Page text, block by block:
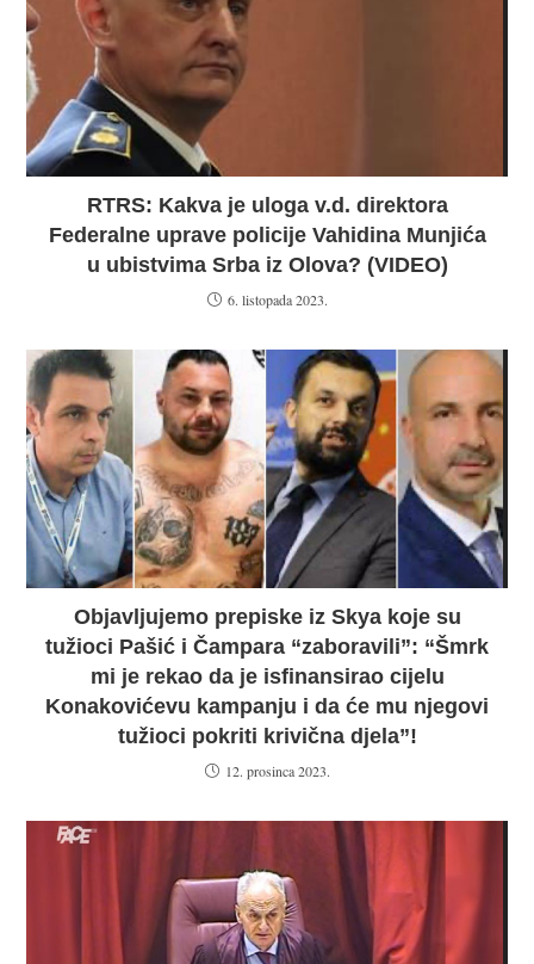
RTRS: Kakva je uloga v.d. direktora
Federalne uprave policije Vahidina Munjića
u ubistvima Srba iz Olova? (VIDEO)
6. listopada 2023.
Objavljujemo prepiske iz Skya koje su
tužioci Pašić i Čampara “zaboravili”: “Šmrk
mi je rekao da je isfinansirao cijelu
Konakovićevu kampanju i da će mu njegovi
tužioci pokriti krivična djela”!
12. prosinca 2023.